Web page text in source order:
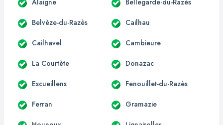
Belvèze-du-Razès Cailhau
Cailhavel Cambieure
La Courtète Donazac
Escueillens Fenouillet-du-Razès
Ferran Gramazie